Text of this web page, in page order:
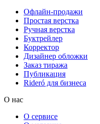
Офлайн-продажи
Простая верстка
Ручная верстка
Буктрейлер
Корректор
Дизайнер обложки
Заказ тиража
Публикация
Rideró для бизнеса
О нас
О сервисе